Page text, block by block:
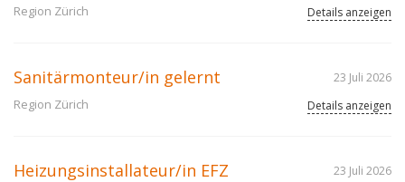
Region Zürich
Details anzeigen
Sanitärmonteur/in gelernt
Region Zürich
23 Juli 2026
Details anzeigen
Heizungsinstallateur/in EFZ
23 Juli 2026